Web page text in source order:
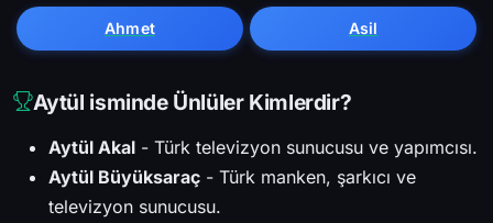
Ahmet Asil
Aytül isminde Ünlüler Kimlerdir?
Aytül Akal - Türk televizyon sunucusu ve yapımcısı.
Aytül Büyüksaraç - Türk manken, şarkıcı ve
televizyon sunucusu.